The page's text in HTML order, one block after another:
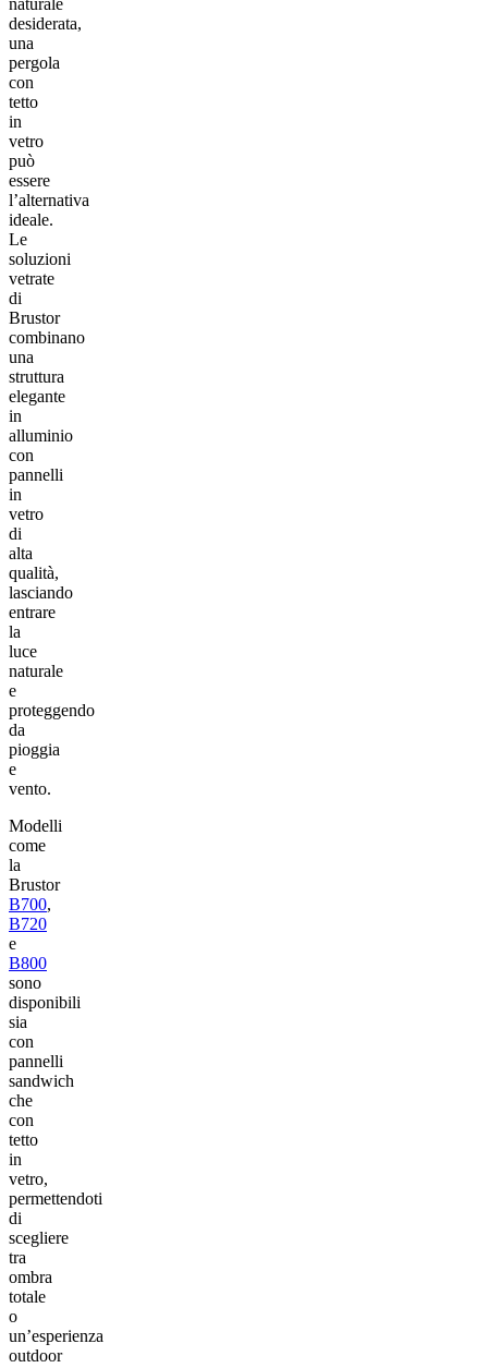
naturale
desiderata,
una
pergola
con
tetto
in
vetro
può
essere
l’alternativa
ideale.
Le
soluzioni
vetrate
di
Brustor
combinano
una
struttura
elegante
in
alluminio
con
pannelli
in
vetro
di
alta
qualità,
lasciando
entrare
la
luce
naturale
e
proteggendo
da
pioggia
e
vento.
Modelli
come
la
Brustor
B700,
B720
e
B800
sono
disponibili
sia
con
pannelli
sandwich
che
con
tetto
in
vetro,
permettendoti
di
scegliere
tra
ombra
totale
o
un’esperienza
outdoor